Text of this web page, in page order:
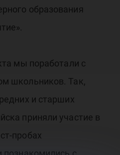
образования
мы поработали с
школьников. Так,
и старших
приняли участие в
пробах